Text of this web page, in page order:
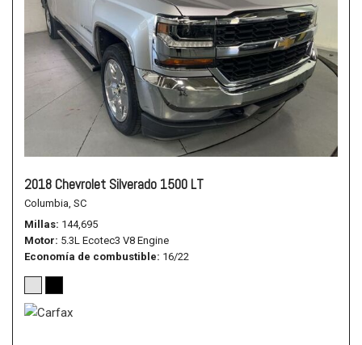
2018 Chevrolet Silverado 1500 LT
Columbia, SC
Millas 144,695
Motor 5.3L Ecotec3 V8 Engine
Economía de combustible 16/22